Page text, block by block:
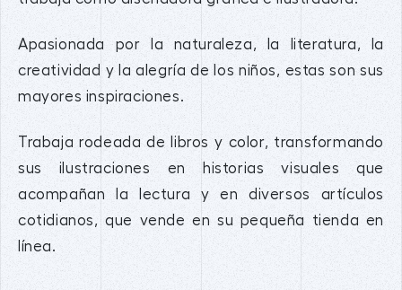
Apasionada por la naturaleza, la literatura, la
creatividad y la alegría de los niños, estas son sus
mayores inspiraciones.
Trabaja rodeada de libros y color, transformando
sus ilustraciones en historias visuales que
acompañan la lectura y en diversos artículos
cotidianos, que vende en su pequeña tienda en
línea.